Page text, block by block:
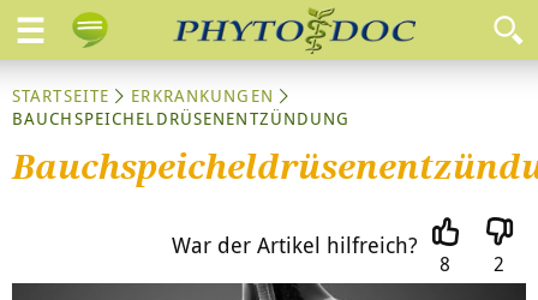
STARTSEITE
ERKRANKUNGEN
BAUCHSPEICHELDRÜSENENTZÜNDUNG
War der Artikel hilfreich?
8 2